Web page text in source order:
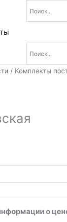
/ Комплекты
о